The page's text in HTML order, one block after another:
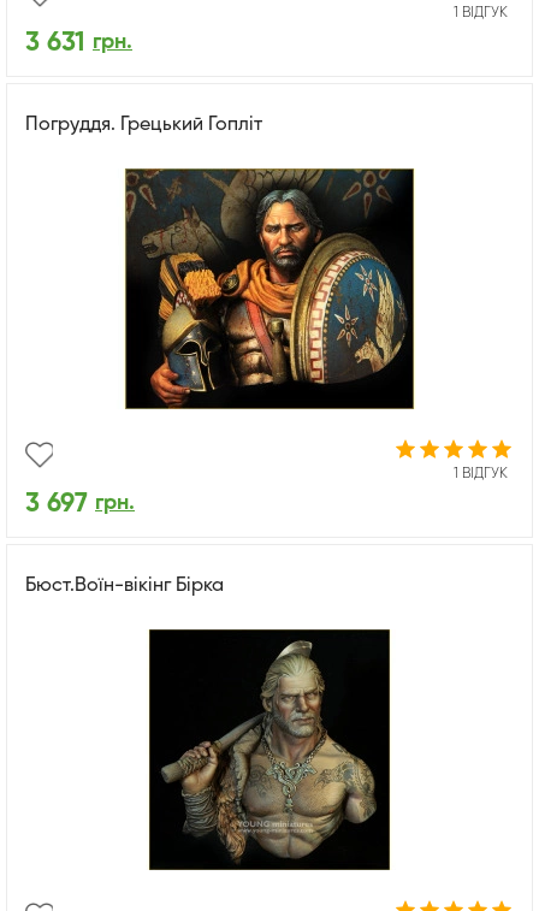
1 ВІДГУК
3 631 грн.
Погруддя. Грецький Гопліт
1 ВІДГУК
3 697 грн.
Бюст.Воїн-вікінг Бірка